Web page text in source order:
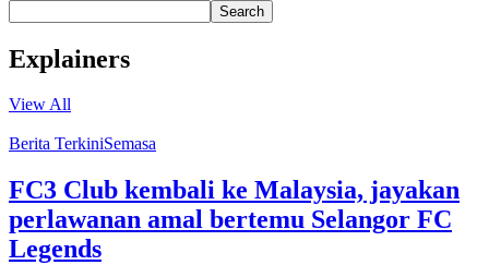
Search
Explainers
View All
Berita TerkiniSemasa
FC3 Club kembali ke Malaysia, jayakan
perlawanan amal bertemu Selangor FC
Legends